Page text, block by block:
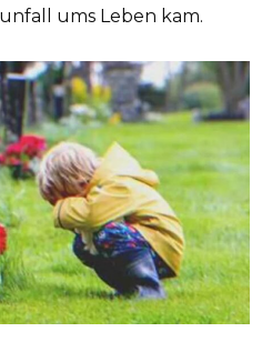
ums Leben kam.